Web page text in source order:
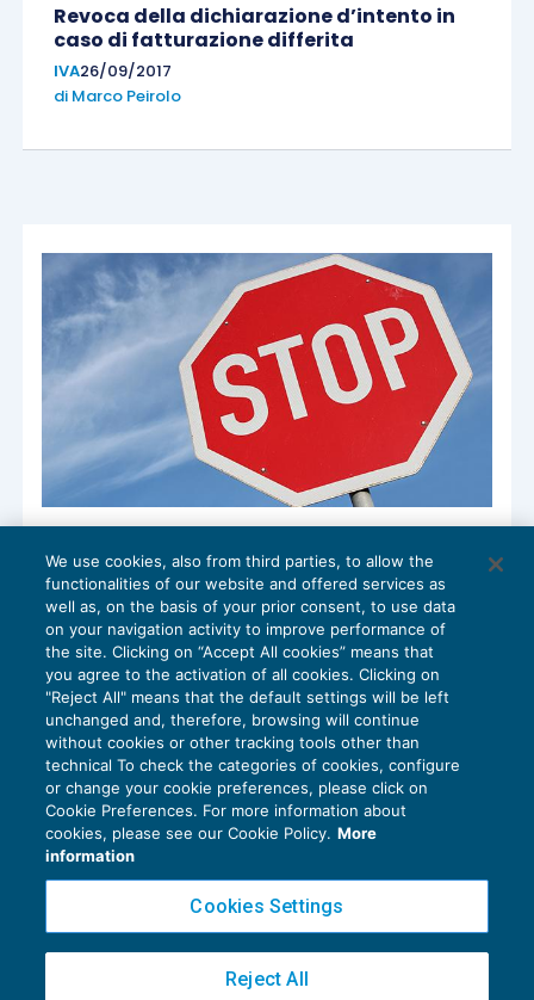
Revoca della dichiarazione d’intento in
caso di fatturazione differita
IVA26/09/2017
di Marco Peirolo
AGEVOLAZIONI11/03/2017
diAlessandro Bonuzzi
1 2
Privacy Policy
Cookie Policy
Copyright 2016 ©Gruppo Euroconference S.p.A.v2.32.4
Piazza Luigi Einaudi, 10N01 - 20124 Milano - info@ecnews.it
We use cookies, also from third parties, to allow the
functionalities of our website and offered services as
well as, on the basis of your prior consent, to use data
on your navigation activity to improve performance of
the site. Clicking on “Accept All cookies” means that
you agree to the activation of all cookies. Clicking on
"Reject All" means that the default settings will be left
unchanged and, therefore, browsing will continue
without cookies or other tracking tools other than
technical To check the categories of cookies, configure
or change your cookie preferences, please click on
Cookie Preferences. For more information about
cookies, please see our Cookie Policy. More
information
Cookies Settings
Reject All